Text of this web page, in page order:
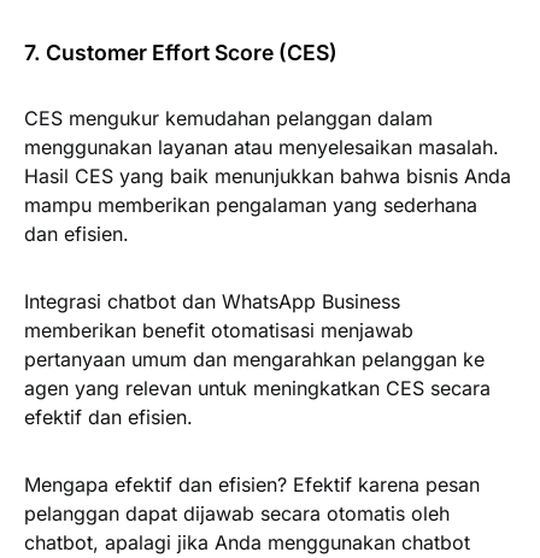
7. Customer Effort Score (CES)
CES mengukur kemudahan pelanggan dalam
menggunakan layanan atau menyelesaikan masalah.
Hasil CES yang baik menunjukkan bahwa bisnis Anda
mampu memberikan pengalaman yang sederhana
dan efisien.
Integrasi chatbot dan WhatsApp Business
memberikan benefit otomatisasi menjawab
pertanyaan umum dan mengarahkan pelanggan ke
agen yang relevan untuk meningkatkan CES secara
efektif dan efisien.
Mengapa efektif dan efisien? Efektif karena pesan
pelanggan dapat dijawab secara otomatis oleh
chatbot, apalagi jika Anda menggunakan chatbot